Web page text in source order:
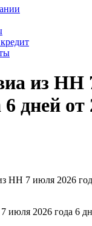
из НН
6 дней
НН 7 июля 2026
2026 года 6